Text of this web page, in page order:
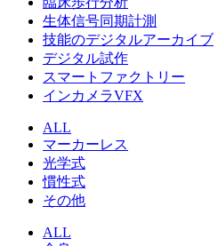
生体信号同期計測
技能のデジタルアーカイブ
デジタル試作
スマートファクトリー
インカメラVFX
ALL
マーカーレス
光学式
慣性式
その他
ALL